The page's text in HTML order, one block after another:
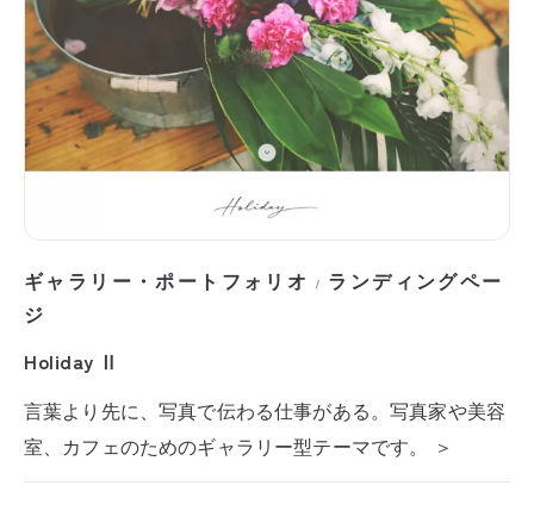
ギャラリー・ポートフォリオ / ランディングペー
ジ
Holiday Ⅱ
言葉より先に、写真で伝わる仕事がある。写真家や美容
室、カフェのためのギャラリー型テーマです。 ＞